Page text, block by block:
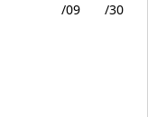
/09
/30